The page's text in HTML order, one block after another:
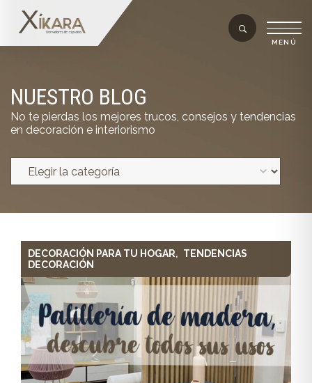
NUESTRO BLOG
No te pierdas los mejores trucos, consejos y tendencias
en decoración e interiorismo
DECORACIÓN PARA TU HOGAR, TENDENCIAS
DECORACIÓN